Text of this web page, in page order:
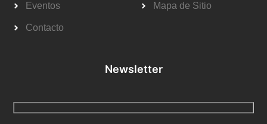
Eventos
Contacto
Mapa de Sitio
Newsletter